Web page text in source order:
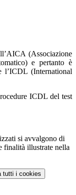
(Associazione
e pertanto è
l’ICDL (International
ICDL del test
si avvalgono di
finalità illustrate nella
tutti i cookies